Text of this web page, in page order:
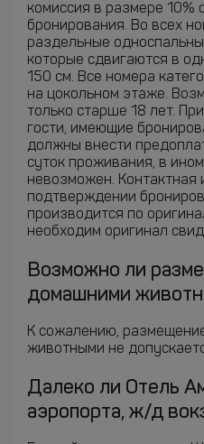
комиссия в размере 10%
бронирования. Во всех
раздельные
которые сдвигаются в
150 см. Все номера
на цокольном этаже.
только старше 18 лет.
гости, имеющие
должны внести
суток проживания, в
невозможен.
подтверждении
производится по
необходим оригинал
Возможно ли
домашними
К сожалению,
животными не
Далеко ли Отель
аэропорта, ж/д